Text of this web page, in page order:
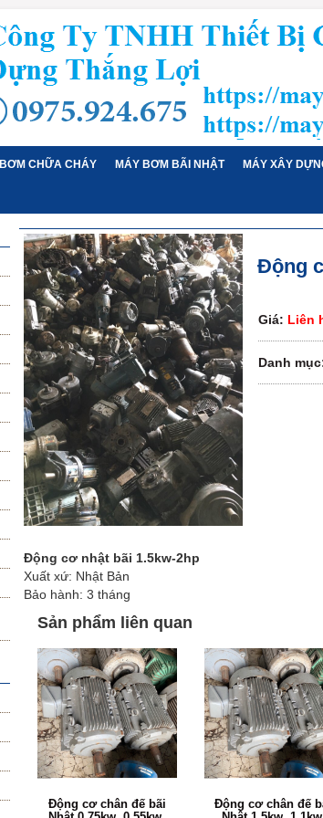
BƠM CHỮA CHÁY MÁY BƠM BÃI NHẬT MÁY XÂY
Động
Giá: Liên
Danh
Động cơ nhật bãi 1.5kw-2hp
Xuất xứ: Nhật Bản
Bảo hành: 3 tháng
Sản phẩm liên quan
Động cơ chân đế bãi
Động cơ chân đế